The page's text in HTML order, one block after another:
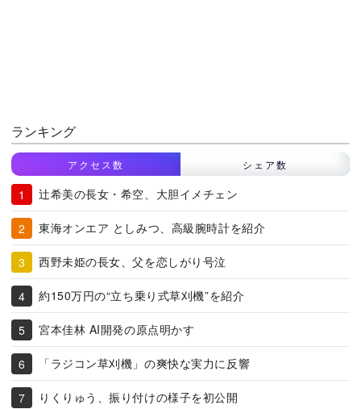
ランキング
アクセス数 シェア数
辻希美の長女・希空、大胆イメチェン
東海オンエア としみつ、高級腕時計を紹介
西野未姫の長女、父を恋しがり号泣
約150万円の“立ち乗り式草刈機”を紹介
宮本佳林 AI開発の原点明かす
「ラジコン草刈機」の爽快な実力に反響
りくりゅう、振り付けの様子を初公開